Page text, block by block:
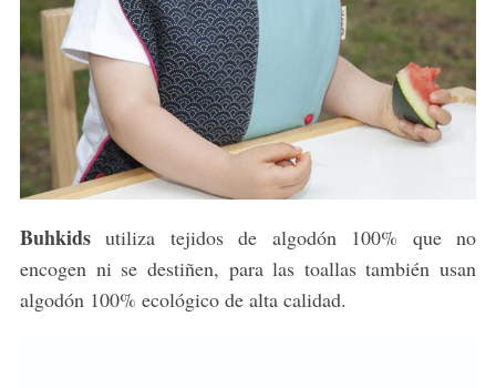
Buhkidsutiliza tejidos de algodón 100% que no
encogen ni se destiñen, para las toallas también usan
algodón 100% ecológico de alta calidad.